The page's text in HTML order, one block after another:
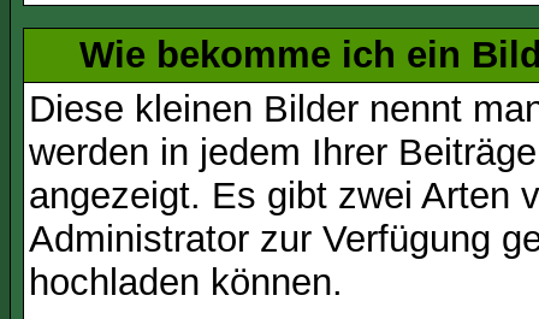
Wie bekomme ich ein
Diese kleinen Bilder nennt
werden in jedem Ihrer
angezeigt. Es gibt zwei Arten
Administrator zur Verfügung
hochladen können.